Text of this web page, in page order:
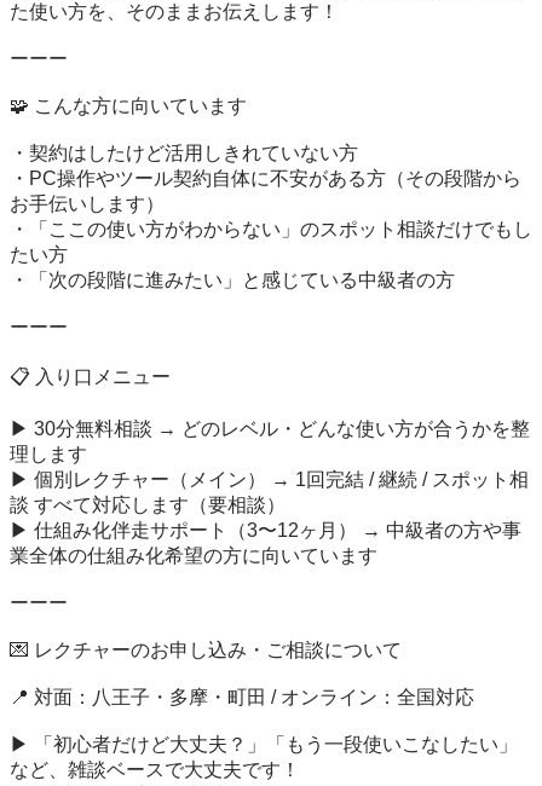
た使い方を、そのままお伝えします！
ーーー
🧩 こんな方に向いています
・契約はしたけど活用しきれていない方
・PC操作やツール契約自体に不安がある方（その段階から
お手伝いします）
・「ここの使い方がわからない」のスポット相談だけでもし
たい方
・「次の段階に進みたい」と感じている中級者の方
ーーー
📋 入り口メニュー
▶ 30分無料相談 → どのレベル・どんな使い方が合うかを整
理します
▶ 個別レクチャー（メイン） → 1回完結 / 継続 / スポット相
談 すべて対応します（要相談）
▶ 仕組み化伴走サポート（3〜12ヶ月） → 中級者の方や事
業全体の仕組み化希望の方に向いています
ーーー
💌 レクチャーのお申し込み・ご相談について
📍 対面：八王子・多摩・町田 / オンライン：全国対応
▶ 「初心者だけど大丈夫？」「もう一段使いこなしたい」
など、雑談ベースで大丈夫です！